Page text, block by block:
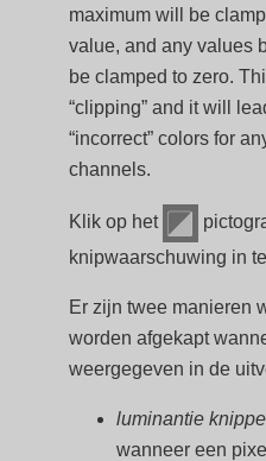
maximum will be
value, and any values
be clamped to zero.
“clipping” and it will
“incorrect” colors for
channels.
Klik op het
knipwaarschuwing in
Er zijn twee manieren
worden afgekapt
weergegeven in de
luminantie
wanneer een